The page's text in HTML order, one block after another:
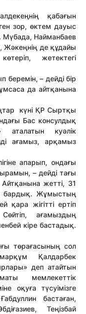
қабағын
зор, өктем дауыс
Мүбада, Найманбаев
Жәкеңнің де құдайы
жетектегі
беремін, – дейді бір
да айтқанына
күні ҚР Сыртқы
Бас консулдық
аталатын куәлік
ағамыз, арқамыз
апарып, ондағы
– дейді тағы
Айтқанына жетті, 31
бардық. Жұмыстың
қара жігітті ертіп
ағамыздың
кіре бастадық.
төрағасының сол
Қалдарбек
деп атайтын
мемлекеттік
оқуға түсуімізге
бастаған,
Теңізбай